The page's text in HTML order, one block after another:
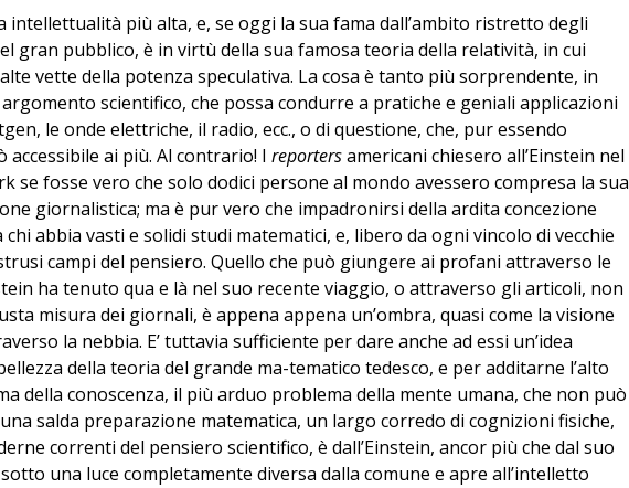
intellettualità più alta, e, se oggi la sua fama dall’ambito ristretto degli
gran pubblico, è in virtù della sua famosa teoria della relatività, in cui
vette della potenza speculativa. La cosa è tanto più sorprendente, in
scientifico, che possa condurre a pratiche e geniali applicazioni
le onde elettriche, il radio, ecc., o di questione, che, pur essendo
ai più. Al contrario! I reportersamericani chiesero all’Einstein nel
se fosse vero che solo dodici persone al mondo avessero compresa la sua
giornalistica; ma è pur vero che impadronirsi della ardita concezione
abbia vasti e solidi studi matematici, e, libero da ogni vincolo di vecchie
campi del pensiero. Quello che può giungere ai profani attraverso le
ha tenuto qua e là nel suo recente viaggio, o attraverso gli articoli, non
misura dei giornali, è appena appena un’ombra, quasi come la visione
la nebbia. E’ tuttavia sufficiente per dare anche ad essi un’idea
della teoria del grande ma-tematico tedesco, e per additarne l’alto
della conoscenza, il più arduo problema della mente umana, che non può
salda preparazione matematica, un largo corredo di cognizioni fisiche,
correnti del pensiero scientifico, è dall’Einstein, ancor più che dal suo
una luce completamente diversa dalla comune e apre all’intelletto